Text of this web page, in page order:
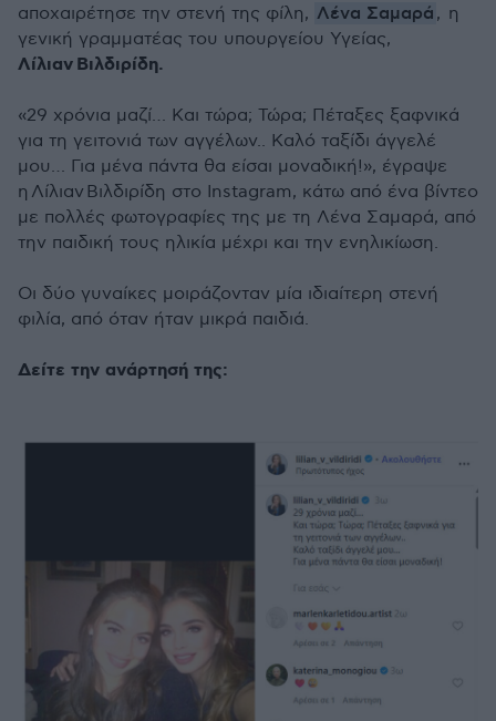
αποχαιρέτησε την στενή της φίλη, Λένα Σαμαρά , η
γενική γραμματέας του υπουργείου Υγείας,
Λίλιαν Βιλδιρίδη.
«29 χρόνια μαζί… Και τώρα; Τώρα; Πέταξες ξαφνικά
για τη γειτονιά των αγγέλων.. Καλό ταξίδι άγγελέ
μου… Για μένα πάντα θα είσαι μοναδική!», έγραψε
η Λίλιαν Βιλδιρίδη στο Instagram, κάτω από ένα βίντεο
με πολλές φωτογραφίες της με τη Λένα Σαμαρά, από
την παιδική τους ηλικία μέχρι και την ενηλικίωση.
Οι δύο γυναίκες μοιράζονταν μία ιδιαίτερη στενή
φιλία, από όταν ήταν μικρά παιδιά.
Δείτε την ανάρτησή της: